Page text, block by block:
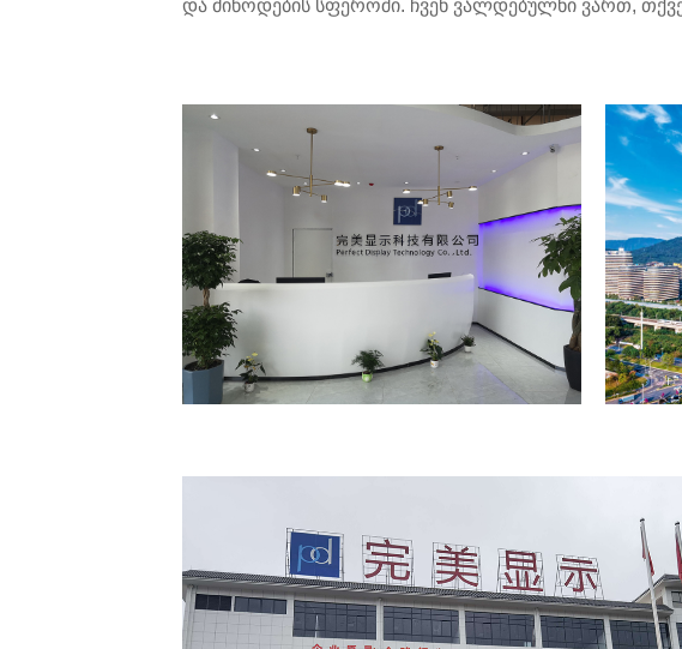
და მიწოდების სფეროში. ჩვენ ვალდებულნი ვართ,